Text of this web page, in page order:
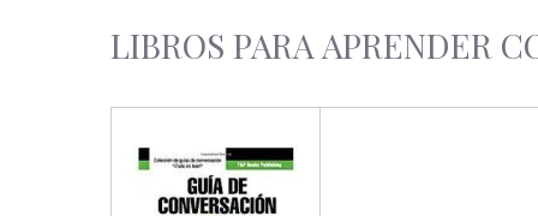
LIBROS PARA APRENDER